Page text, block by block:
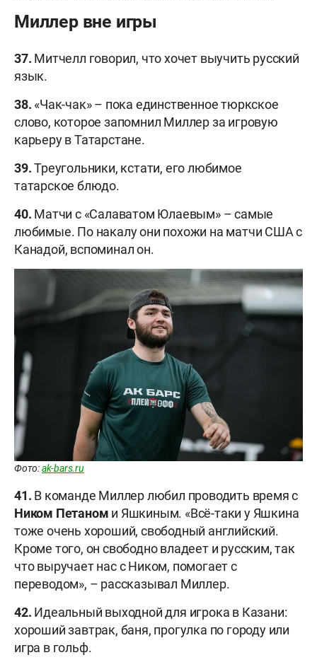
Миллер вне игры
37. Митчелл говорил, что хочет выучить русский
язык.
38. «Чак-чак» – пока единственное тюркское
слово, которое запомнил Миллер за игровую
карьеру в Татарстане.
39.Треугольники, кстати, его любимое
татарское блюдо.
40. Матчи с «Салаватом Юлаевым» – самые
любимые. По накалу они похожи на матчи США с
Канадой, вспоминал он.
Фото:ak-bars.ru
41. В команде Миллер любил проводить время с
Ником Петаном и Яшкиным. «Всё-таки у Яшкина
тоже очень хороший, свободный английский.
Кроме того, он свободно владеет и русским, так
что выручает нас с Ником, помогает с
переводом», – рассказывал Миллер.
42. Идеальный выходной для игрока в Казани:
хороший завтрак, баня, прогулка по городу или
игра в гольф.